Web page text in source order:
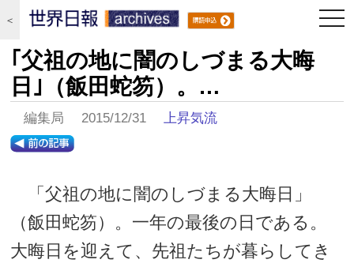
＜
｢父祖の地に闇のしづまる大晦
日｣（飯田蛇笏）。…
編集局 2015/12/31上昇気流
「父祖の地に闇のしづまる大晦日」
（飯田蛇笏）。一年の最後の日である。
大晦日を迎えて、先祖たちが暮らしてき